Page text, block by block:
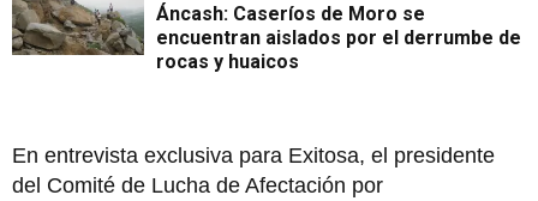
Áncash: Caseríos de Moro se
encuentran aislados por el derrumbe de
rocas y huaicos
En entrevista exclusiva para Exitosa, el presidente
del Comité de Lucha de Afectación por